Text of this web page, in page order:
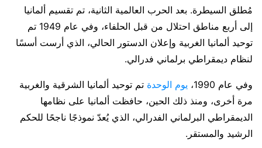
مُطلق السيطرة. بعد الحرب العالمية الثانية، تم تقسيم ألمانيا
إلى أربع مناطق احتلال من قبل الحلفاء، وفي عام 1949 تم
توحيد ألمانيا الغربية وإعلان الدستور الحالي، الذي أرست أسسًا
لنظام ديمقراطي برلماني فدرالي.
وفي عام 1990، يوم الوحدة تم توحيد ألمانيا الشرقية والغربية
مرة أخرى، ومنذ ذلك الحين، حافظت ألمانيا على نظامها
الديمقراطي البرلماني الفدرالي، الذي يُعدّ نموذجًا ناجحًا للحكم
الرشيد والمستقر.